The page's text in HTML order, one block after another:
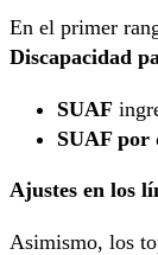
En el primer
Discapacidad
SUAF
SUAF por
Ajustes en los
Asimismo, los